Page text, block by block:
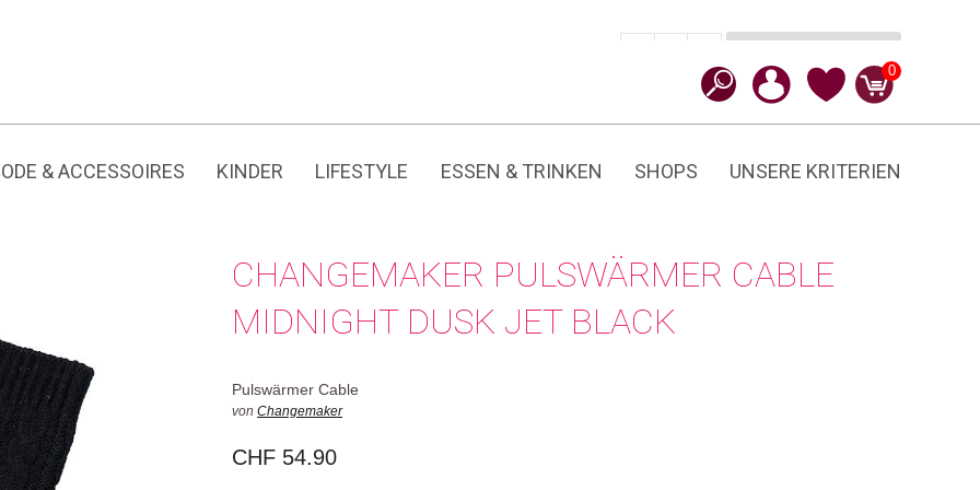
0
& ACCESSOIRES KINDER LIFESTYLE ESSEN & TRINKEN SHOPS UNSERE KRITERIEN
CHANGEMAKER PULSWÄRMER CABLE
MIDNIGHT DUSK JET BLACK
Pulswärmer Cable
von Changemaker
CHF 54.90